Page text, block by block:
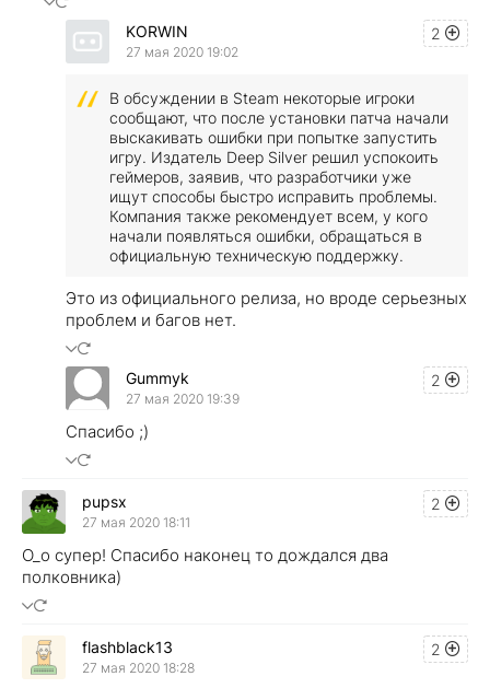
2
KORWIN
27 мая 2020 19:02
В обсуждении в Steam некоторые игроки
сообщают, что после установки патча начали
выскакивать ошибки при попытке запустить
игру. Издатель Deep Silver решил успокоить
геймеров, заявив, что разработчики уже
ищут способы быстро исправить проблемы.
Компания также рекомендует всем, у кого
начали появляться ошибки, обращаться в
официальную техническую поддержку.
Это из официального релиза, но вроде серьезных
проблем и багов нет.
2
Gummyk
27 мая 2020 19:39
Спасибо ;)
2
pupsx
27 мая 2020 18:11
О_о супер! Спасибо наконец то дождался два
полковника)
2
flashblack13
27 мая 2020 18:28